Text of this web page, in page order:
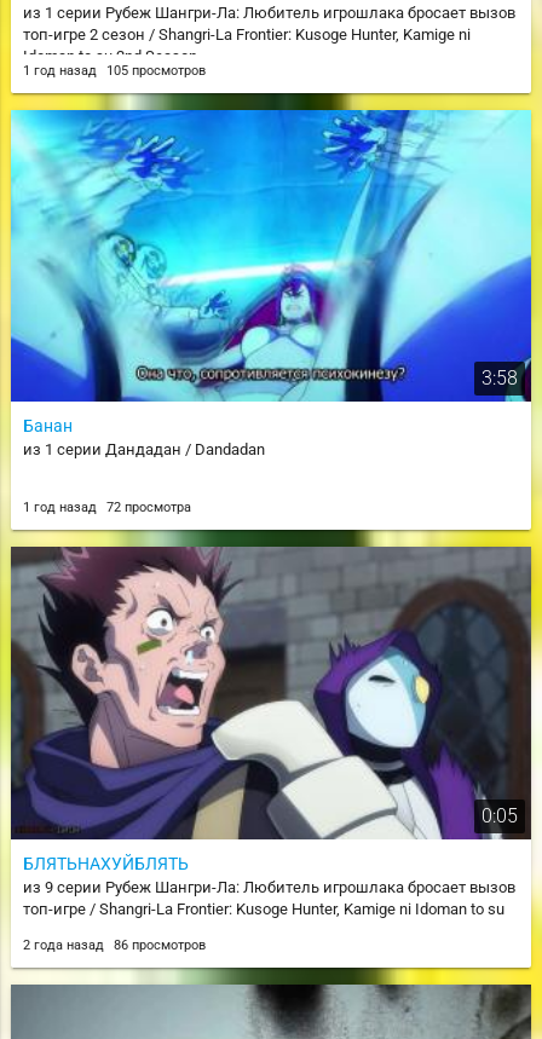
из 1 серии Рубеж Шангри-Ла: Любитель игрошлака бросает вызов
топ-игре 2 сезон / Shangri-La Frontier: Kusoge Hunter, Kamige ni
Idoman to su 2nd Season
1 год назад 105 просмотров
3:58
Банан
из 1 серии Дандадан / Dandadan
1 год назад 72 просмотра
0:05
БЛЯТЬНАХУЙБЛЯТЬ
из 9 серии Рубеж Шангри-Ла: Любитель игрошлака бросает вызов
топ-игре / Shangri-La Frontier: Kusoge Hunter, Kamige ni Idoman to su
2 года назад 86 просмотров